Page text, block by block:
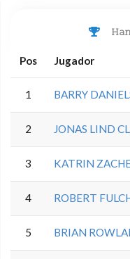
Pos Jugador
1 BARRY
2 JONAS LIND
3 KATRIN
4 ROBERT
5 BRIAN